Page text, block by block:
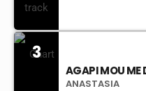
3
AGAPI MOU ME
Remix by DJ
ANASTASIA